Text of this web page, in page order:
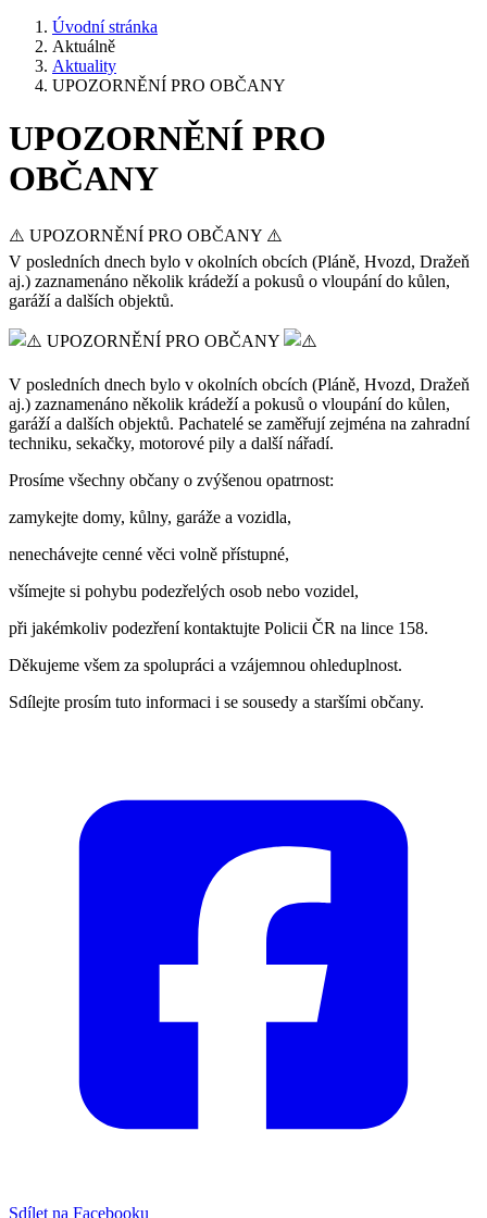
Úvodní stránka
Aktuálně
Aktuality
UPOZORNĚNÍ PRO OBČANY
UPOZORNĚNÍ PRO
OBČANY
⚠️ UPOZORNĚNÍ PRO OBČANY ⚠️
V posledních dnech bylo v okolních obcích (Pláně, Hvozd, Dražeň
aj.) zaznamenáno několik krádeží a pokusů o vloupání do kůlen,
garáží a dalších objektů.
UPOZORNĚNÍ PRO OBČANY
V posledních dnech bylo v okolních obcích (Pláně, Hvozd, Dražeň
aj.) zaznamenáno několik krádeží a pokusů o vloupání do kůlen,
garáží a dalších objektů. Pachatelé se zaměřují zejména na zahradní
techniku, sekačky, motorové pily a další nářadí.
Prosíme všechny občany o zvýšenou opatrnost:
zamykejte domy, kůlny, garáže a vozidla,
nenechávejte cenné věci volně přístupné,
všímejte si pohybu podezřelých osob nebo vozidel,
při jakémkoliv podezření kontaktujte Policii ČR na lince 158.
Děkujeme všem za spolupráci a vzájemnou ohleduplnost.
Sdílejte prosím tuto informaci i se sousedy a staršími občany.
Sdílet na Facebooku